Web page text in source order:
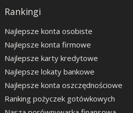
Rankingi
Najlepsze konta osobiste
Najlepsze konta firmowe
Najlepsze karty kredytowe
Najlepsze lokaty bankowe
Najlepsze konta oszczędnościowe
Ranking pożyczek gotówkowych